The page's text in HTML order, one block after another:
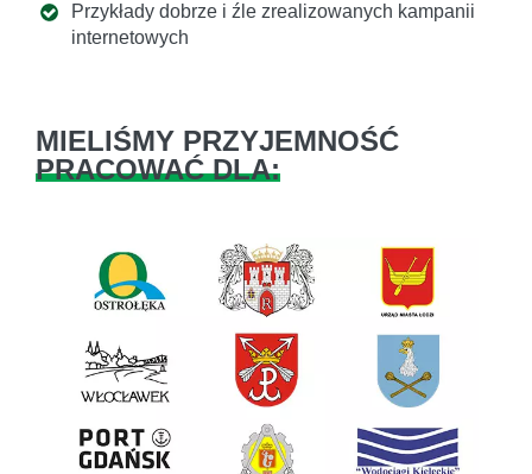
Przykłady dobrze i źle zrealizowanych kampanii
internetowych
MIELIŚMY PRZYJEMNOŚĆ
PRACOWAĆ DLA:
Previous